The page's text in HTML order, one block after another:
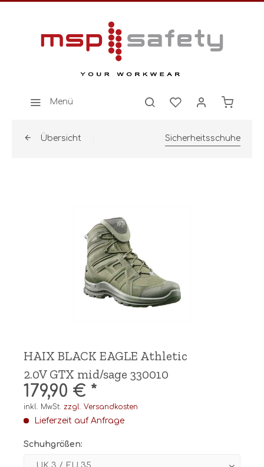
Menü
Übersicht Sicherheitsschuhe
HAIX BLACK EAGLE Athletic
2.0V GTX mid/sage 330010
179,90 € *
inkl. MwSt. zzgl. Versandkosten
Lieferzeit auf Anfrage
Schuhgrößen: